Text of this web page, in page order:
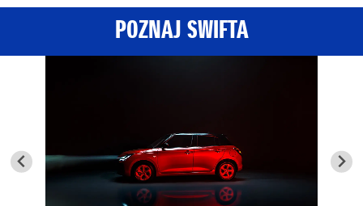
POZNAJ SWIFTA